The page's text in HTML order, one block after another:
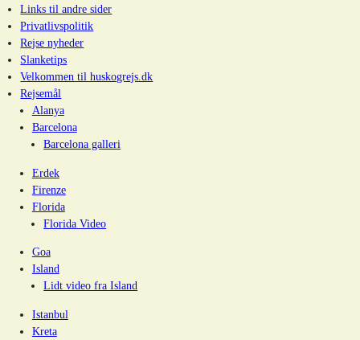
Links til andre sider
Privatlivspolitik
Rejse nyheder
Slanketips
Velkommen til huskogrejs.dk
Rejsemål
Alanya
Barcelona
Barcelona galleri
Erdek
Firenze
Florida
Florida Video
Goa
Island
Lidt video fra Island
Istanbul
Kreta